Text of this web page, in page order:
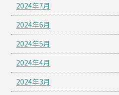
2024年7月
2024年6月
2024年5月
2024年4月
2024年3月